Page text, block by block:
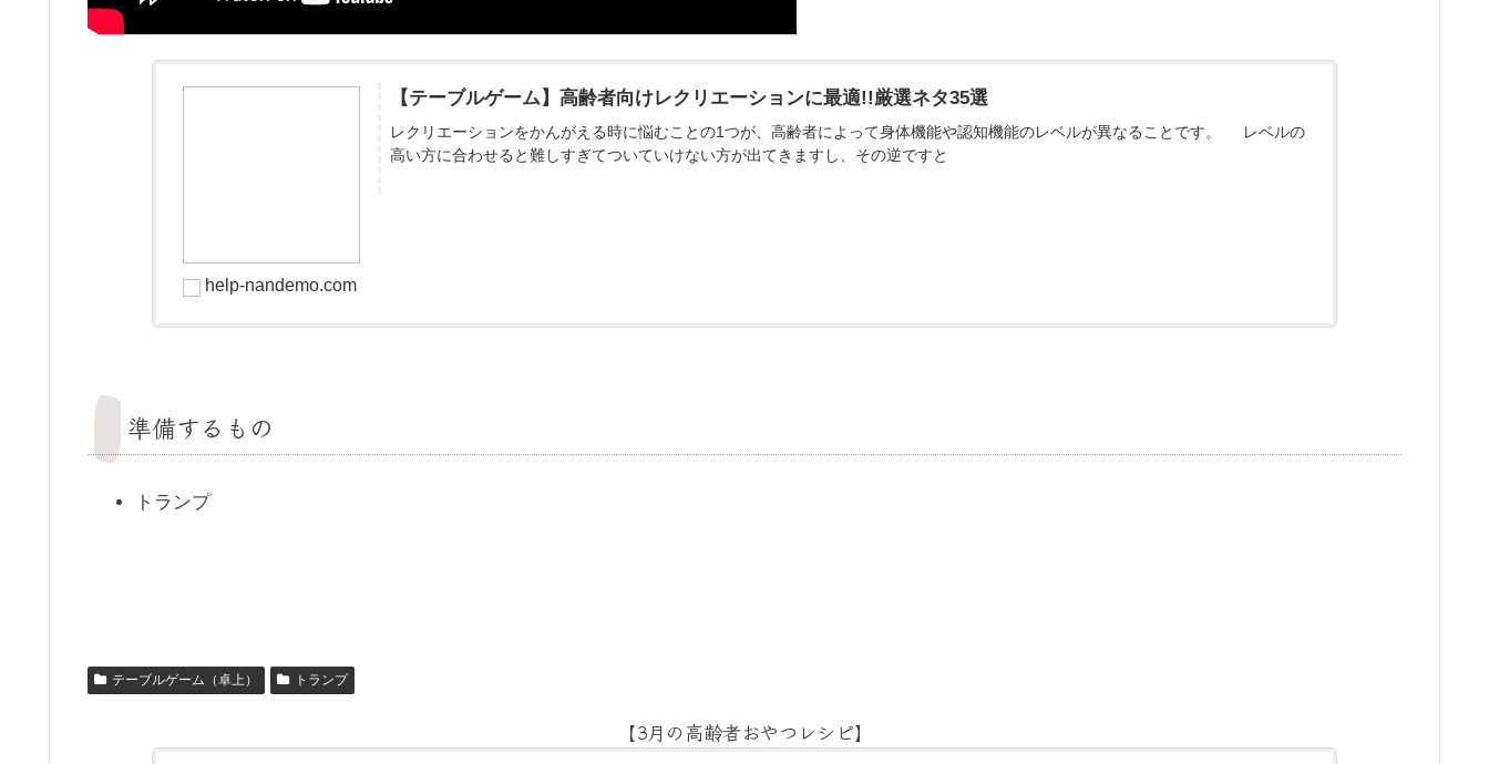
【テーブルゲーム】高齢者向けレクリエーションに最適!!厳選ネタ35選
レクリエーションをかんがえる時に悩むことの1つが、高齢者によって身体機能や認知機能のレベルが異なることです。 レベルの
高い方に合わせると難しすぎてついていけない方が出てきますし、その逆ですと
help-nandemo.com
準備するもの
トランプ
テーブルゲーム（卓上） トランプ
【3月の高齢者おやつレシピ】